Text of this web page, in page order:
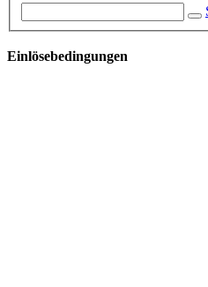
Einlösebedingungen